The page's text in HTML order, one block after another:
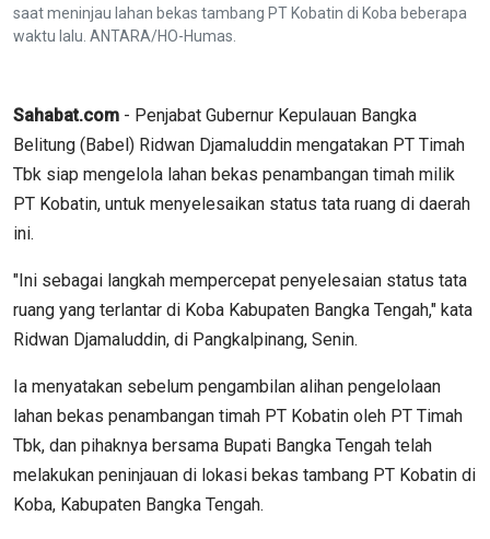
saat meninjau lahan bekas tambang PT Kobatin di Koba beberapa
waktu lalu. ANTARA/HO-Humas.
Sahabat.com - Penjabat Gubernur Kepulauan Bangka
Belitung (Babel) Ridwan Djamaluddin mengatakan PT Timah
Tbk siap mengelola lahan bekas penambangan timah milik
PT Kobatin, untuk menyelesaikan status tata ruang di daerah
ini.
"Ini sebagai langkah mempercepat penyelesaian status tata
ruang yang terlantar di Koba Kabupaten Bangka Tengah," kata
Ridwan Djamaluddin, di Pangkalpinang, Senin.
Ia menyatakan sebelum pengambilan alihan pengelolaan
lahan bekas penambangan timah PT Kobatin oleh PT Timah
Tbk, dan pihaknya bersama Bupati Bangka Tengah telah
melakukan peninjauan di lokasi bekas tambang PT Kobatin di
Koba, Kabupaten Bangka Tengah.